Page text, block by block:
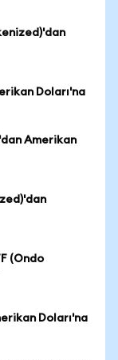
Doları'na
Amerikan
(Ondo
Doları'na